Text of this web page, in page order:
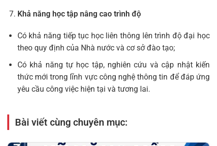
Khả năng học tập nâng cao trình độ
Có khả năng tiếp tục học liên thông lên trình độ đại học
theo quy định của Nhà nước và cơ sở đào tạo;
Có khả năng tự học tập, nghiên cứu và cập nhật kiến
thức mới trong lĩnh vực công nghệ thông tin để đáp ứng
yêu cầu công việc hiện tại và tương lai.
Bài viết cùng chuyên mục: